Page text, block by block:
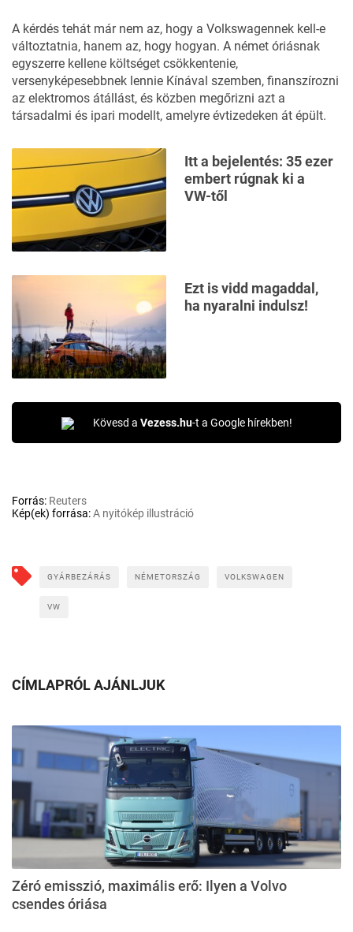
A kérdés tehát már nem az, hogy a Volkswagennek kell-e
változtatnia, hanem az, hogy hogyan. A német óriásnak
egyszerre kellene költséget csökkentenie,
versenyképesebbnek lennie Kínával szemben, finanszírozni
az elektromos átállást, és közben megőrizni azt a
társadalmi és ipari modellt, amelyre évtizedeken át épült.
Itt a bejelentés: 35 ezer
embert rúgnak ki a
VW-től
Ezt is vidd magaddal,
ha nyaralni indulsz!
Kövesd a Vezess.hu-t a Google hírekben!
Forrás: Reuters
Kép(ek) forrása:A nyitókép illustráció
GYÁRBEZÁRÁS NÉMETORSZÁG VOLKSWAGEN
VW
CÍMLAPRÓL AJÁNLJUK
Zéró emisszió, maximális erő: Ilyen a Volvo
csendes óriása